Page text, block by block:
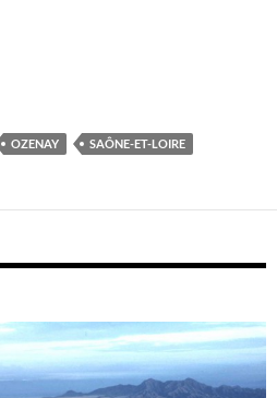
d’Ozenay, Bourgogne
OZENAY SAÔNE-ET-LOIRE